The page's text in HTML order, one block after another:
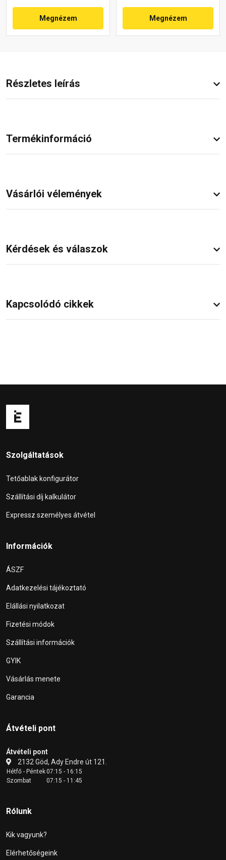
Megnézem Megnézem
Részletes leírás
Termékinformáció
Vásárlói vélemények
Kérdések és válaszok
Kapcsolódó cikkek
Szolgáltatások
Tetőablak konfigurátor
Szállítási díj kalkulátor
Expressz személyes átvétel
Információk
ÁSZF
Adatkezelési tájékoztató
Elállási nyilatkozat
Fizetési módok
Szállítási információk
GYIK
Vásárlás menete
Garancia
Átvételi pont
Átvételi pont
2132 Göd, Ady Endre út 121.
Hétfő - Péntek07:15 - 16:15
Szombat
07:15 - 11:45
Rólunk
Kik vagyunk?
Elérhetőségeink